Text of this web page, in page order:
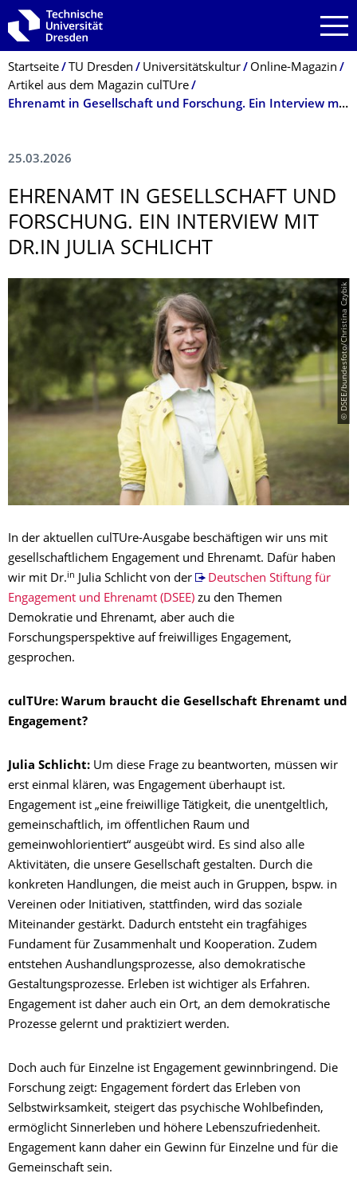
Zur Hauptnavigation springen
Zur Suche springen
Zum Inhalt springen
Breadcrumb-Menü
Startseite TU Dresden Universitätskultur
Online-Magazin
Artikel aus dem Magazin culTUre
Ehrenamt in Gesellschaft und Forschung. Ein Interview mit Dr.in Julia Schlicht
25.03.2026
EHRENAMT IN GESELLSCHAFT UND
FORSCHUNG. EIN INTERVIEW MIT
DR.IN JULIA SCHLICHT
© DSEE/bundesfoto/Christina Czybik
In der aktuellen culTUre-Ausgabe beschäftigen wir uns mit
gesellschaftlichem Engagement und Ehrenamt. Dafür haben
wir mit Dr.in Julia Schlicht von der
Deutschen Stiftung für
Engagement und Ehrenamt (DSEE) zu den Themen
Demokratie und Ehrenamt, aber auch die
Forschungsperspektive auf freiwilliges Engagement,
gesprochen.
culTUre: Warum braucht die Gesellschaft Ehrenamt und
Engagement?
Julia Schlicht: Um diese Frage zu beantworten, müssen wir
erst einmal klären, was Engagement überhaupt ist.
Engagement ist „eine freiwillige Tätigkeit, die unentgeltlich,
gemeinschaftlich, im öffentlichen Raum und
gemeinwohlorientiert“ ausgeübt wird. Es sind also alle
Aktivitäten, die unsere Gesellschaft gestalten. Durch die
konkreten Handlungen, die meist auch in Gruppen, bspw. in
Vereinen oder Initiativen, stattfinden, wird das soziale
Miteinander gestärkt. Dadurch entsteht ein tragfähiges
Fundament für Zusammenhalt und Kooperation. Zudem
entstehen Aushandlungsprozesse, also demokratische
Gestaltungsprozesse. Erleben ist wichtiger als Erfahren.
Engagement ist daher auch ein Ort, an dem demokratische
Prozesse gelernt und praktiziert werden.
Doch auch für Einzelne ist Engagement gewinnbringend. Die
Forschung zeigt: Engagement fördert das Erleben von
Selbstwirksamkeit, steigert das psychische Wohlbefinden,
ermöglicht Sinnerleben und höhere Lebenszufriedenheit.
Engagement kann daher ein Gewinn für Einzelne und für die
Gemeinschaft sein.